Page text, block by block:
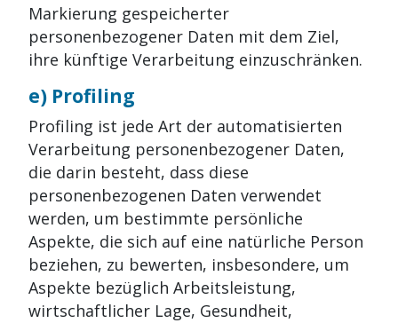
Markierung gespeicherter
personenbezogener Daten mit dem Ziel,
ihre künftige Verarbeitung einzuschränken.
e) Profiling
Profiling ist jede Art der automatisierten
Verarbeitung personenbezogener Daten,
die darin besteht, dass diese
personenbezogenen Daten verwendet
werden, um bestimmte persönliche
Aspekte, die sich auf eine natürliche Person
beziehen, zu bewerten, insbesondere, um
Aspekte bezüglich Arbeitsleistung,
wirtschaftlicher Lage, Gesundheit,